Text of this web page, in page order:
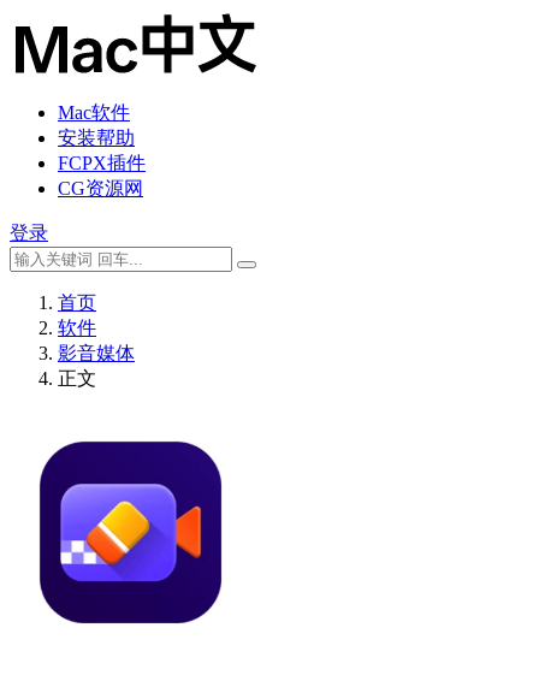
Mac软件
安装帮助
FCPX插件
CG资源网
登录
首页
软件
影音媒体
正文